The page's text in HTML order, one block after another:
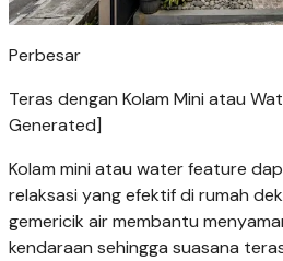
Perbesar
Teras dengan Kolam Mini atau
Generated]
Kolam mini atau water feature
relaksasi yang efektif di rumah
gemericik air membantu
kendaraan sehingga suasana